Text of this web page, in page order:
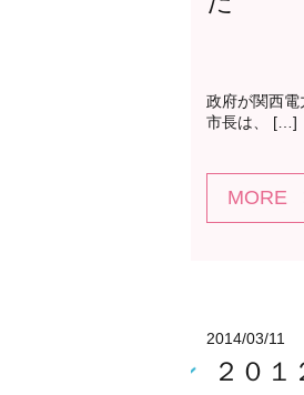
政府が関西
市長は、 […]
MORE
2014/03/11
２０